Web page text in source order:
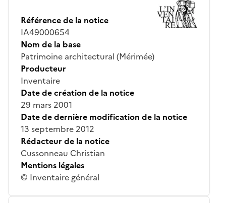
Référence de la notice
IA49000654
Nom de la base
Patrimoine architectural (Mérimée)
Producteur
Inventaire
Date de création de la notice
29 mars 2001
Date de dernière modification de la notice
13 septembre 2012
Rédacteur de la notice
Cussonneau Christian
Mentions légales
© Inventaire général